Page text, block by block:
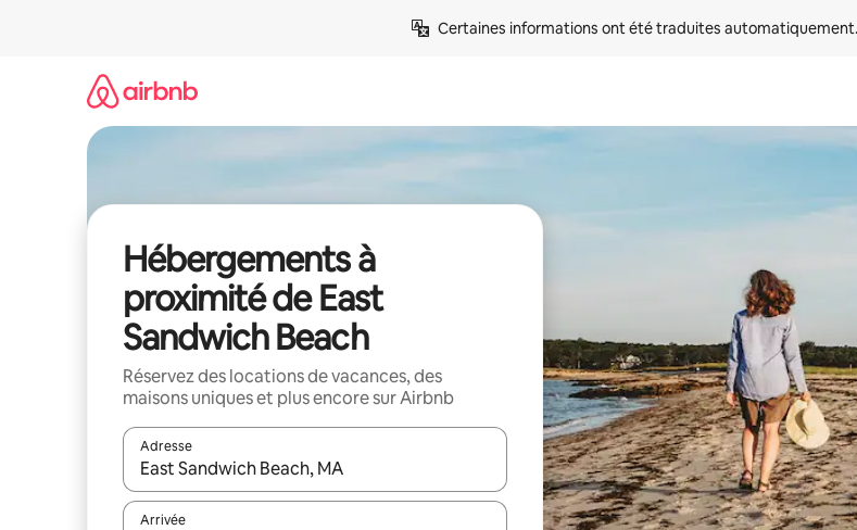
Certaines informations ont été traduites automatiquement.
Hébergements à
proximité de East
Sandwich Beach
Réservez des locations de vacances, des
maisons uniques et plus encore sur Airbnb
Adresse
Lorsque les résultats s'affichent, utilisez les flèches vers le haut et vers le bas pour les parcourir ou en
Arrivée